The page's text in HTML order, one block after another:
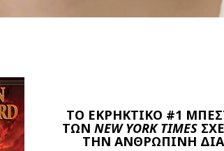
ΤΟ ΕΚΡΗΚΤΙΚΟ #1
ΤΩΝ NEW YORK TIMES
ΤΗΝ ΑΝΘΡΩΠΙΝΗ